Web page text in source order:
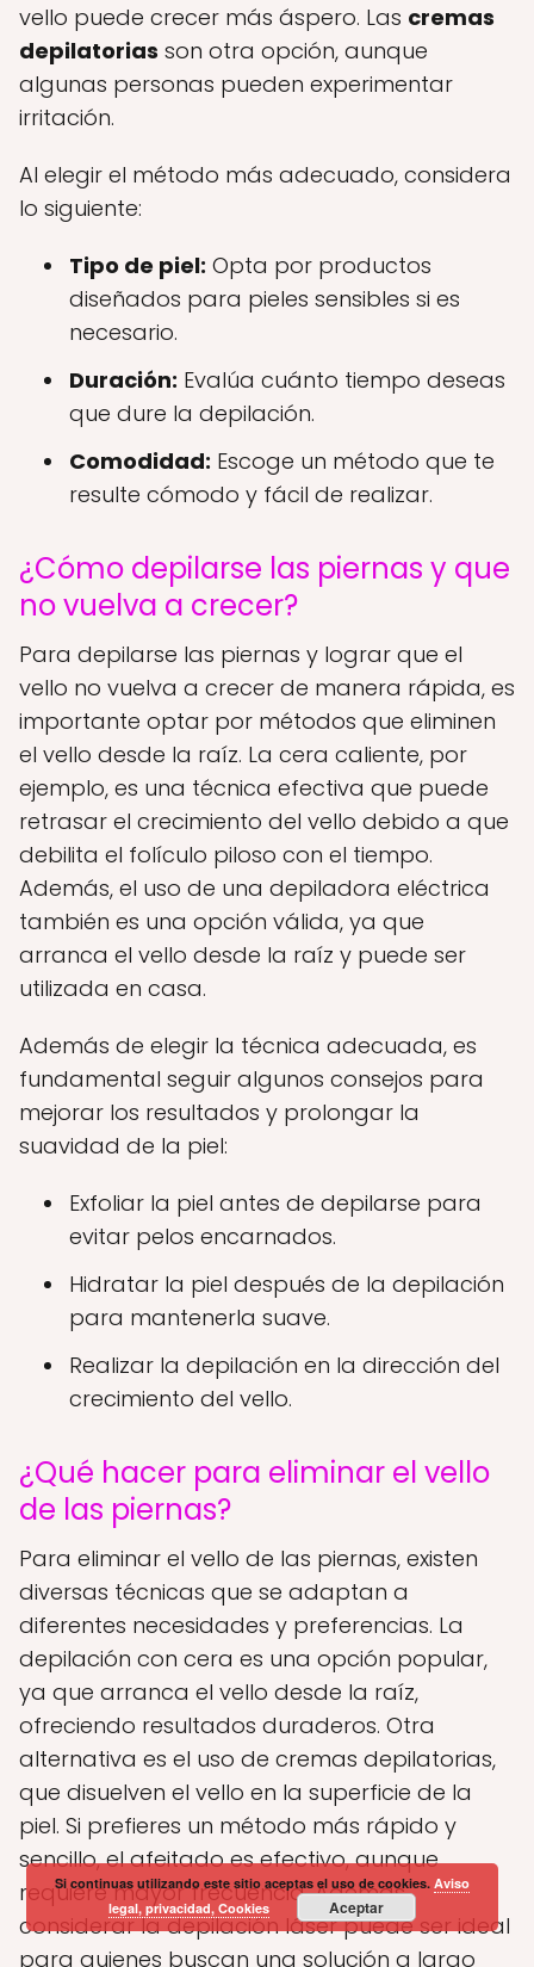
vello puede crecer más áspero. Las cremas
depilatorias son otra opción, aunque
algunas personas pueden experimentar
irritación.
Al elegir el método más adecuado, considera
lo siguiente:
Tipo de piel: Opta por productos
diseñados para pieles sensibles si es
necesario.
Duración: Evalúa cuánto tiempo deseas
que dure la depilación.
Comodidad: Escoge un método que te
resulte cómodo y fácil de realizar.
¿Cómo depilarse las piernas y que
no vuelva a crecer?
Para depilarse las piernas y lograr que el
vello no vuelva a crecer de manera rápida, es
importante optar por métodos que eliminen
el vello desde la raíz. La cera caliente, por
ejemplo, es una técnica efectiva que puede
retrasar el crecimiento del vello debido a que
debilita el folículo piloso con el tiempo.
Además, el uso de una depiladora eléctrica
también es una opción válida, ya que
arranca el vello desde la raíz y puede ser
utilizada en casa.
Además de elegir la técnica adecuada, es
fundamental seguir algunos consejos para
mejorar los resultados y prolongar la
suavidad de la piel:
Exfoliar la piel antes de depilarse para
evitar pelos encarnados.
Hidratar la piel después de la depilación
para mantenerla suave.
Realizar la depilación en la dirección del
crecimiento del vello.
¿Qué hacer para eliminar el vello
de las piernas?
Para eliminar el vello de las piernas, existen
diversas técnicas que se adaptan a
diferentes necesidades y preferencias. La
depilación con cera es una opción popular,
ya que arranca el vello desde la raíz,
ofreciendo resultados duraderos. Otra
alternativa es el uso de cremas depilatorias,
que disuelven el vello en la superficie de la
piel. Si prefieres un método más rápido y
sencillo, el afeitado es efectivo, aunque
requiere mayor frecuencia. Además,
considerar la depilación láser puede ser ideal
para quienes buscan una solución a largo
Si continuas utilizando este sitio aceptas el uso de cookies.Aviso
legal, privacidad, Cookies
Aceptar